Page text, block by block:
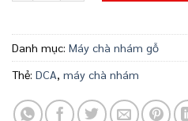
Danh mục: Máy chà nhám gỗ
Thẻ: DCA, máy chà nhám